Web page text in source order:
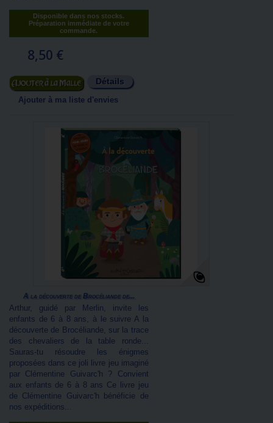
Disponible dans nos stocks.
Préparation immédiate de votre
commande.
8,50 €
Ajouter au panier Détails
Ajouter à ma liste d'envies
A la découverte de Brocéliande de...
Arthur, guidé par Merlin, invite les
enfants de 6 à 8 ans, à le suivre A la
découverte de Brocéliande, sur la trace
des chevaliers de la table ronde...
Sauras-tu résoudre les énigmes
proposées dans ce joli livre jeu imaginé
par Clémentine Guivarc'h ? Convient
aux enfants de 6 à 8 ans Ce livre jeu
de Clémentine Guivarc'h bénéficie de
nos expéditions...